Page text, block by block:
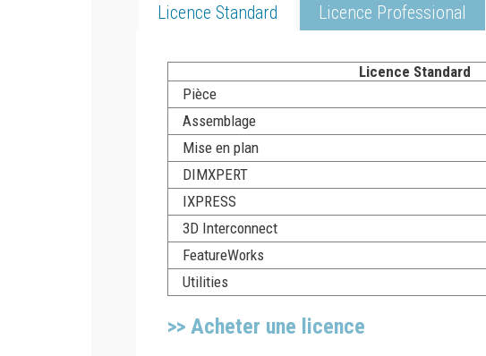
Licence Standard Licence Professional
Licence Standard
Pièce
Assemblage
Mise en plan
DIMXPERT
IXPRESS
3D Interconnect​
FeatureWorks
Utilities​
>> Acheter une licence